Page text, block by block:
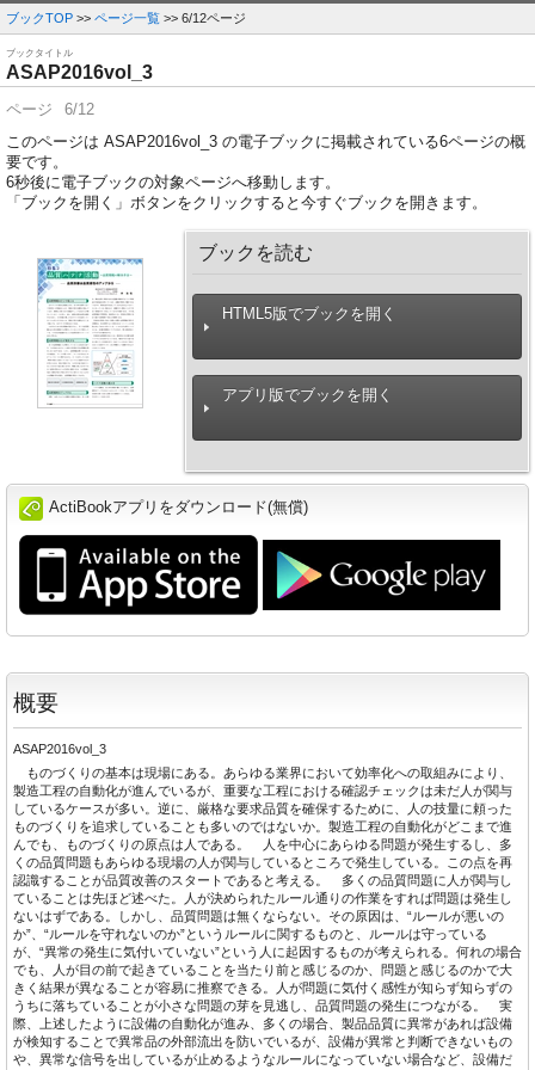
ブックTOP >> ページ一覧 >> 6/12ページ
ブックタイトル
ASAP2016vol_3
ページ
6/12
このページは ASAP2016vol_3 の電子ブックに掲載されている6ページの概
要です。
6秒後に電子ブックの対象ページへ移動します。
「ブックを開く」ボタンをクリックすると今すぐブックを開きます。
ブックを読む
HTML5版でブックを開く
アプリ版でブックを開く
ActiBookアプリをダウンロード(無償)
概要
ASAP2016vol_3
ものづくりの基本は現場にある。あらゆる業界において効率化への取組みにより、
製造工程の自動化が進んでいるが、重要な工程における確認チェックは未だ人が関与
しているケースが多い。逆に、厳格な要求品質を確保するために、人の技量に頼った
ものづくりを追求していることも多いのではないか。製造工程の自動化がどこまで進
んでも、ものづくりの原点は人である。 人を中心にあらゆる問題が発生するし、多
くの品質問題もあらゆる現場の人が関与しているところで発生している。この点を再
認識することが品質改善のスタートであると考える。 多くの品質問題に人が関与し
ていることは先ほど述べた。人が決められたルール通りの作業をすれば問題は発生し
ないはずである。しかし、品質問題は無くならない。その原因は、“ルールが悪いの
か”、“ルールを守れないのか”というルールに関するものと、ルールは守っている
が、“異常の発生に気付いていない”という人に起因するものが考えられる。何れの場合
でも、人が目の前で起きていることを当たり前と感じるのか、問題と感じるのかで大
きく結果が異なることが容易に推察できる。人が問題に気付く感性が知らず知らずの
うちに落ちていることが小さな問題の芽を見逃し、品質問題の発生につながる。 実
際、上述したように設備の自動化が進み、多くの場合、製品品質に異常があれば設備
が検知することで異常品の外部流出を防いでいるが、設備が異常と判断できないもの
や、異常な信号を出しているが止めるようなルールになっていない場合など、設備だ